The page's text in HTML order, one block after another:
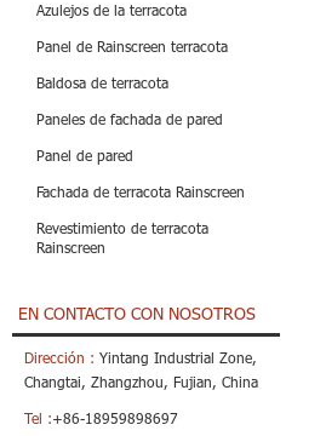
Azulejos de la terracota
Panel de Rainscreen terracota
Baldosa de terracota
Paneles de fachada de pared
Panel de pared
Fachada de terracota Rainscreen
Revestimiento de terracota
Rainscreen
EN CONTACTO CON NOSOTROS
Dirección : Yintang Industrial Zone,
Changtai, Zhangzhou, Fujian, China
Tel :+86-18959898697